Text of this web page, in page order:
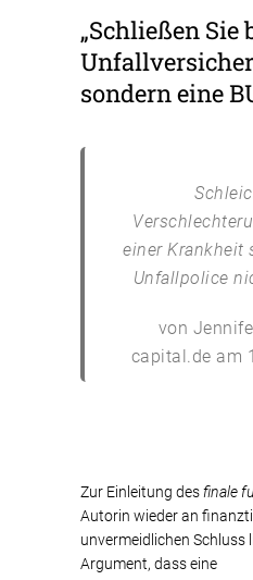
„Schließen Sie
sondern eine
einer Krankheit
Unfallpolice
von
capital.de am
Zur Einleitung desfinale
Autorin wieder an
unvermeidlichen Schluss
Argument, dass eine